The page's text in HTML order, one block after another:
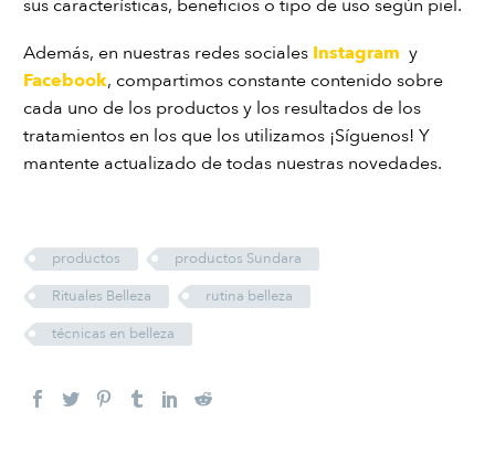
sus características, beneficios o tipo de uso según piel.
Además, en nuestras redes sociales Instagram y
Facebook, compartimos constante contenido sobre
cada uno de los productos y los resultados de los
tratamientos en los que los utilizamos ¡Síguenos! Y
mantente actualizado de todas nuestras novedades.
productos
productos Sundara
Rituales Belleza
rutina belleza
técnicas en belleza